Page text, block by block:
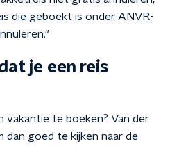
die geboekt is onder ANVR-
je een reis
vakantie te boeken? Van der
dan goed te kijken naar de